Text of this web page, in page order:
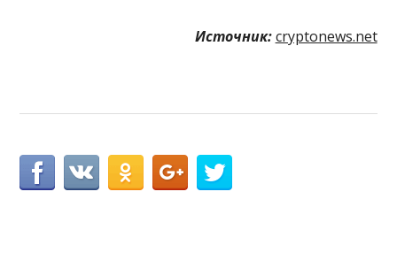
Источник: cryptonews.net